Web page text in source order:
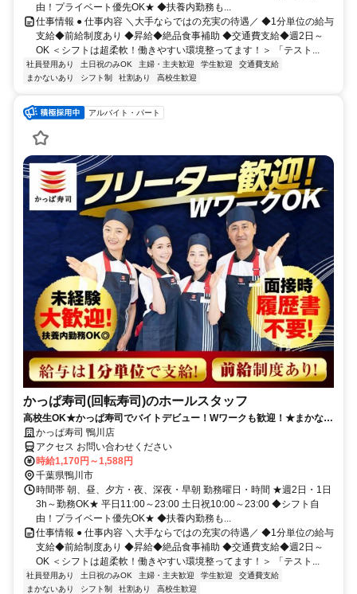
由！プライベート優先OK★ ◆扶養内勤務も...
仕事情報 ● 仕事内容 ＼大手ならではの充実の待遇／ ◆1分単位の給与
支給◆前給制度あり ◆昇給◆絶品食事補助 ◆交通費支給◆週2日～
OK ＜シフトは超柔軟！働きやすい環境整ってます！＞ 「テスト...
社員登用あり 土日祝のみOK 主婦・主夫歓迎 学生歓迎
交通費支給
まかないあり
シフト制 社割あり 高校生歓迎
アルバイト・パート
かっぱ寿司(回転寿司)のホールスタッフ
高校生OK★かっぱ寿司でバイトデビュー！Wワークも歓迎！★まかない
有★短時間OK★履歴書不要
かっぱ寿司 鴨川店
アクセス お問い合わせください
時給1,170円～1,588円
千葉県鴨川市
時間帯 朝、昼、夕方・夜、深夜・早朝 勤務曜日・時間 ★週2日・1日
3h～勤務OK★ 平日11:00～23:00 土日祝10:00～23:00 ◆シフト自
由！プライベート優先OK★ ◆扶養内勤務も...
仕事情報 ● 仕事内容 ＼大手ならではの充実の待遇／ ◆1分単位の給与
支給◆前給制度あり ◆昇給◆絶品食事補助 ◆交通費支給◆週2日～
OK ＜シフトは超柔軟！働きやすい環境整ってます！＞ 「テスト...
社員登用あり 土日祝のみOK 主婦・主夫歓迎 学生歓迎
交通費支給
まかないあり
シフト制 社割あり 高校生歓迎